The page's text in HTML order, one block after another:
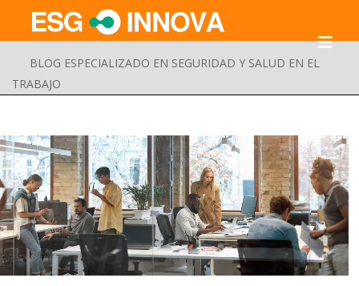
BLOG ESPECIALIZADO EN SEGURIDAD Y SALUD EN EL
TRABAJO